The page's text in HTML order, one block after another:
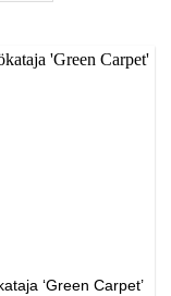
‘Green Carpet’